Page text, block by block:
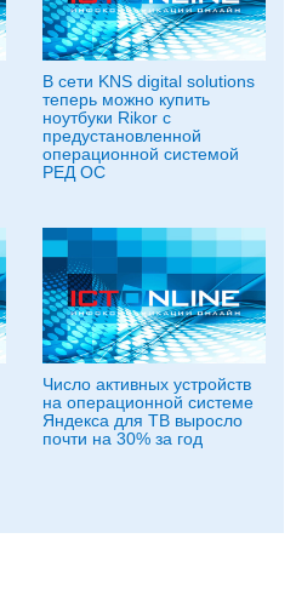
В сети KNS digital solutions
теперь можно купить
ноутбуки Rikor с
предустановленной
операционной системой
РЕД ОС
Число активных устройств
на операционной системе
Яндекса для ТВ выросло
почти на 30% за год